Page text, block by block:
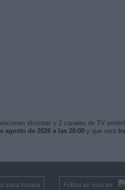
distintas y 2 canales de TV
agosto de 2026 a las 20:00y que será
zona horaria Fútbol en vivo en